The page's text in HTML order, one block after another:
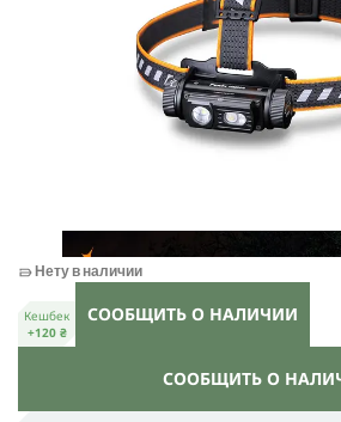
СООБЩИТЬ О
Нету в наличии
Кешбек
+120 ₴
СООБЩИТЬ О НАЛИЧИИ